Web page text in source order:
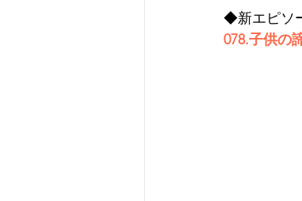
◆新エピソ
078.子供の